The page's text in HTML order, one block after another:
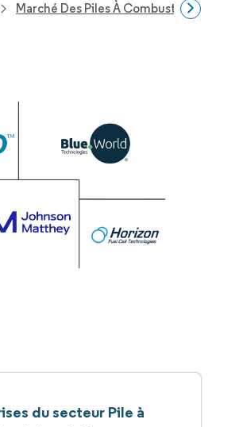
Marché Des Piles À Combustible Au
du secteur Pile à